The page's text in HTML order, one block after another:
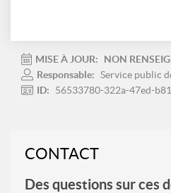
MISE À JOUR:
NON
Responsable: Service public
ID:
56533780-322a-47ed-
CONTACT
Des questions sur ces